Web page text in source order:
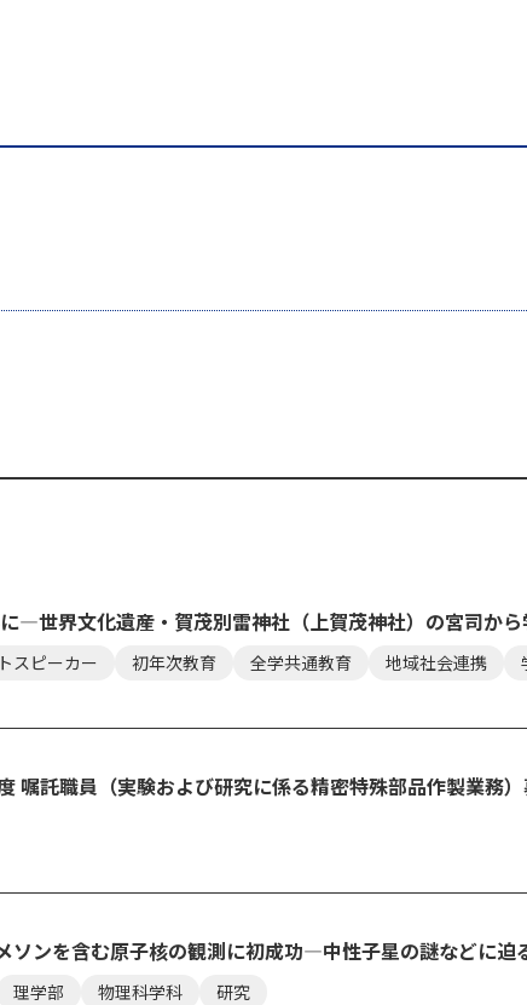
―世界文化遺産・賀茂別雷神社（上賀茂神社）の宮司か
スピーカー 初年次教育 全学共通教育 地域社会連携
嘱託職員（実験および研究に係る精密特殊部品作製業務
ソンを含む原子核の観測に初成功―中性子星の謎などに
理学部 物理科学科 研究